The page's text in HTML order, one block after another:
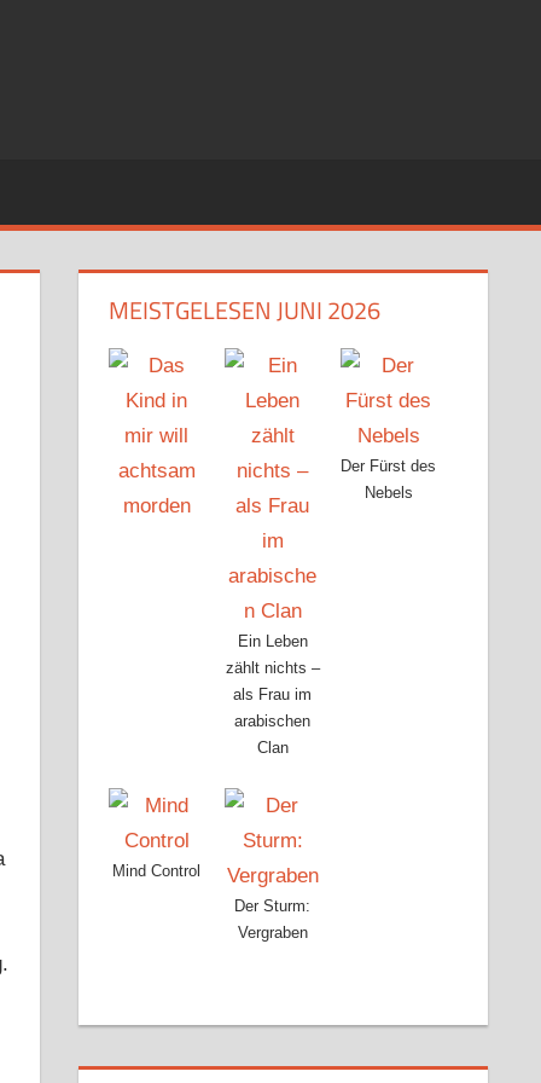
MEISTGELESEN JUNI 2026
Ein Leben
zählt nichts –
als Frau im
arabischen
Clan
Der Fürst des
Nebels
Mind Control
Der Sturm:
Vergraben